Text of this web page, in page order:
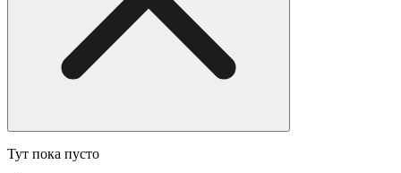
Тут пока пусто